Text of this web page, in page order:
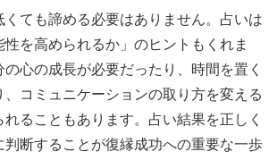
くても諦める必要はありません。占いは
性を高められるか」のヒントもくれま
心の成長が必要だったり、時間を置く
コミュニケーションの取り方を変える
ることもあります。占い結果を正しく
判断することが復縁成功への重要な一歩